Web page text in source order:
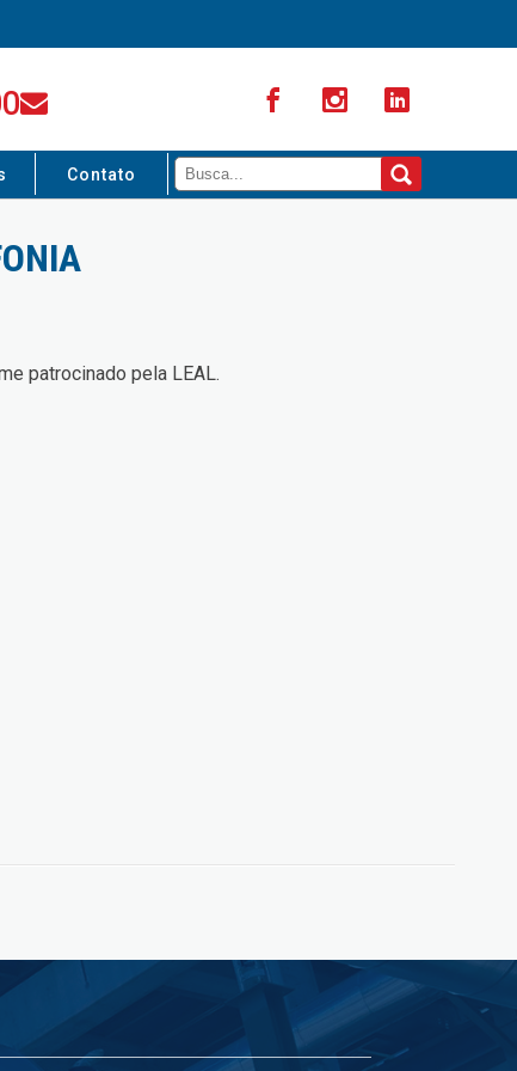
Contato
patrocinado pela LEAL.